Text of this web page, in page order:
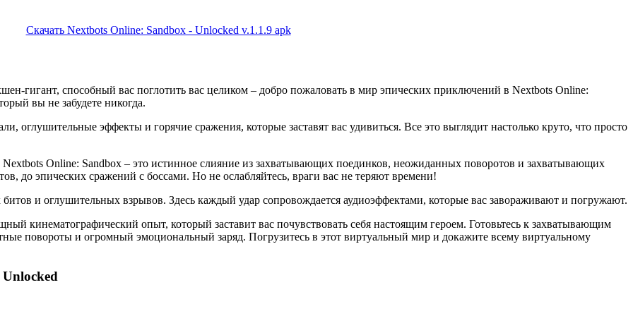
Скачать Nextbots Online: Sandbox - Unlocked v.1.1.9 apk
гигант, способный вас поглотить вас целиком – добро пожаловать в мир эпических приключений в Nextbots Online:
вы не забудете никогда.
оглушительные эффекты и горячие сражения, которые заставят вас удивиться. Все это выглядит настолько круто, что просто
Nextbots Online: Sandbox – это истинное слияние из захватывающих поединков, неожиданных поворотов и захватывающих
до эпических сражений с боссами. Но не ослабляйтесь, враги вас не теряют времени!
и оглушительных взрывов. Здесь каждый удар сопровождается аудиоэффектами, которые вас завораживают и погружают.
кинематографический опыт, который заставит вас почувствовать себя настоящим героем. Готовьтесь к захватывающим
повороты и огромный эмоциональный заряд. Погрузитесь в этот виртуальный мир и докажите всему виртуальному
Unlocked